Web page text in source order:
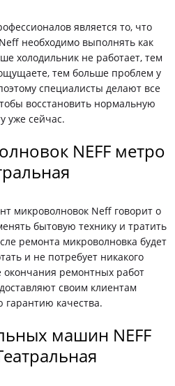
является то, что
необходимо выполнять как
холодильник не работает, тем
тем больше проблем у
специалисты делают все
восстановить нормальную
уже сейчас.
NEFF метро
микроволновок Neff говорит о
бытовую технику и тратить
ремонта микроволновка будет
и не потребует никакого
окончания ремонтных работ
своим клиентам
гарантию качества.
машин NEFF